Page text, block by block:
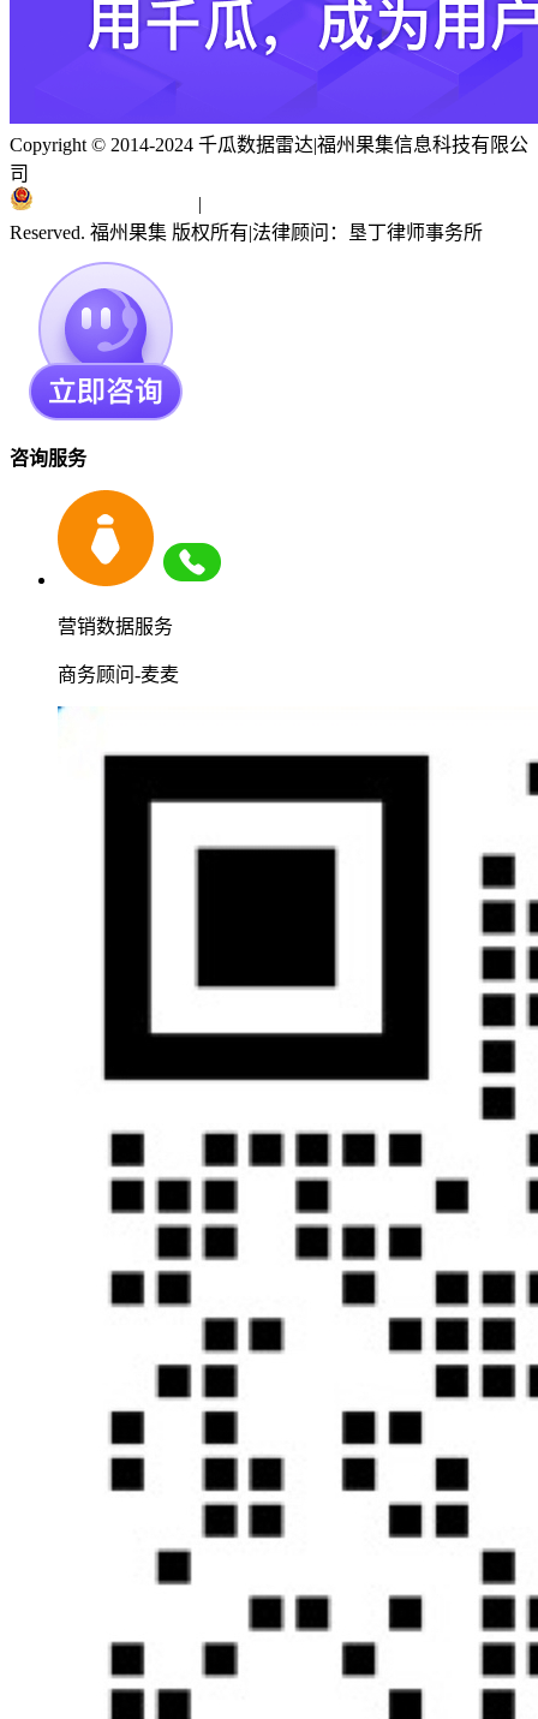
Copyright © 2014-2024 千瓜数据雷达|福州果集信息科技有限公
司
|
Reserved. 福州果集 版权所有|法律顾问：垦丁律师事务所
咨询服务
营销数据服务
商务顾问-麦麦